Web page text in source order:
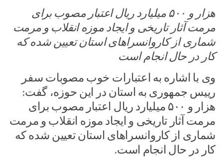
هزار و ۵۰۰ میلیارد ریال اعتبار مصوب برای
مرمت آثار تاریخی و ایجاد موزه انقلاب و مرمت
شماری از کاروانسراهای استان تعیین شده که
کار در حال انجام است
وی با اشاره به اعتبارات خوب مصوبات سفر
رییس جمهوری به استان در این حوزه، گفت:
هزار و ۵۰۰ میلیارد ریال اعتبار مصوب برای
مرمت آثار تاریخی و ایجاد موزه انقلاب و مرمت
شماری از کاروانسراهای استان تعیین شده که
کار در حال انجام است.